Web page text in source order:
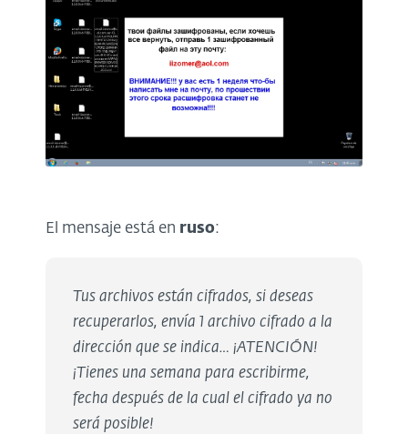
El mensaje está en ruso:
Tus archivos están cifrados, si deseas
recuperarlos, envía 1 archivo cifrado a la
dirección que se indica… ¡ATENCIÓN!
¡Tienes una semana para escribirme,
fecha después de la cual el cifrado ya no
será posible!